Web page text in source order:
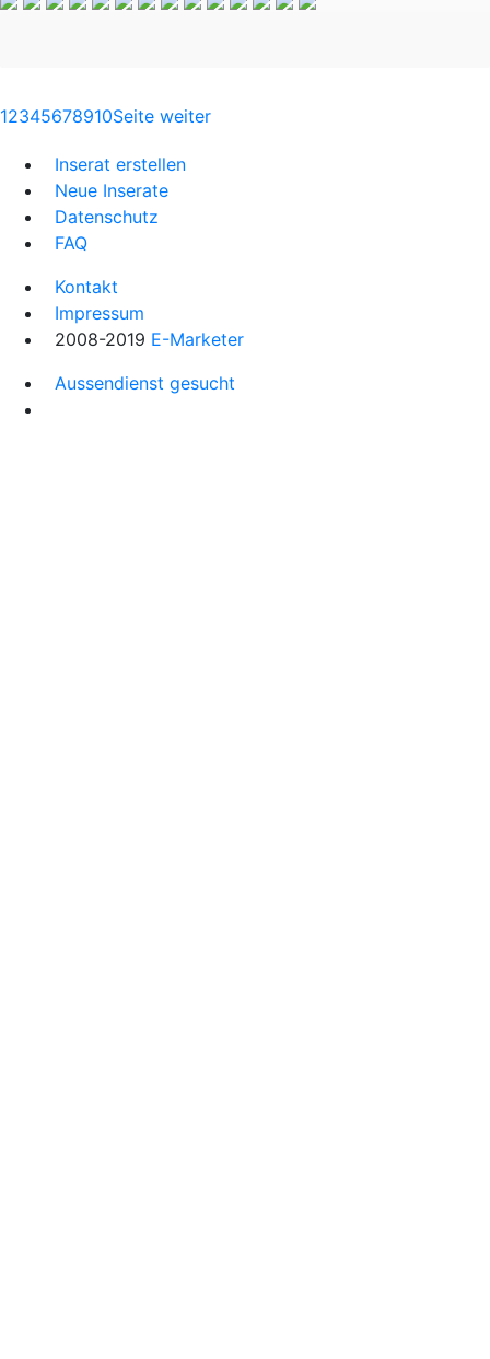
12345678910Seite weiter
Inserat erstellen
Neue Inserate
Datenschutz
FAQ
Kontakt
Impressum
2008-2019 E-Marketer
Aussendienst gesucht